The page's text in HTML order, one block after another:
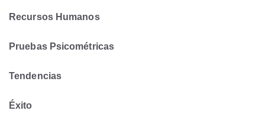
Recursos Humanos
Pruebas Psicométricas
Tendencias
Éxito